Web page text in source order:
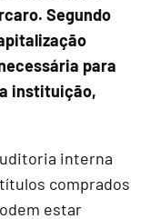
Segundo
para
instituição,
interna
comprados
estar